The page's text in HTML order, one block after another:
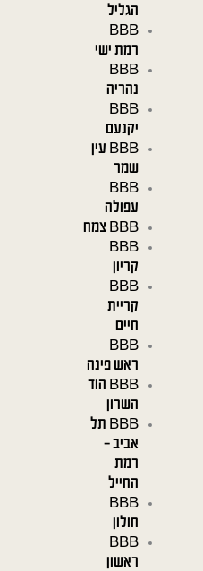
הגליל
BBB
רמת ישי
BBB
נהריה
BBB
יקנעם
BBB עין
שמר
BBB
עפולה
BBB צמח
BBB
קריון
BBB
קריית
חיים
BBB
ראש פינה
BBB הוד
השרון
BBB תל
אביב –
רמת
החייל
BBB
חולון
BBB
ראשון